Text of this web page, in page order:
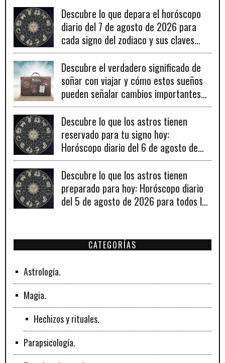
Descubre lo que depara el horóscopo
diario del 7 de agosto de 2026 para
cada signo del zodiaco y sus claves
para el éxito.
Descubre el verdadero significado de
soñar con viajar y cómo estos sueños
pueden señalar cambios importantes
en tu vida personal y profesional.
Descubre lo que los astros tienen
reservado para tu signo hoy:
Horóscopo diario del 6 de agosto de
2026
Descubre lo que los astros tienen
preparado para hoy: Horóscopo diario
del 5 de agosto de 2026 para todos los
CATEGORÍAS
Astrología.
Magia.
Hechizos y rituales.
Parapsicología.